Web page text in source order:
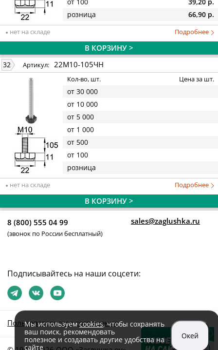
розница
66,90 р.
нет на складе Подробнее
В КОРЗИНУ >
32 Артикул: 22М10-105ЧН
Кол-во, шт. Цена за шт.
от 30 000
от 10 000
от 5 000
от 1 000
от 500
от 100
розница
нет на складе Подробнее
В КОРЗИНУ >
8 (800) 555 04 99
(звонок по России бесплатный)
sales@zaglushka.ru
Пользовательское соглашение
Подписывайтесь на наши соцсети:
Мы используемcookies, чтобы сохранять
ваш поиск, рекомендовать
полезное и создавать другие удобства на
сайте
Окей